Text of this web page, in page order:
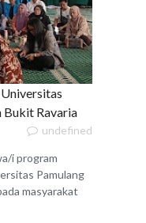
Bukit Ravaria
undefined
i program
Pamulang
masyarakat